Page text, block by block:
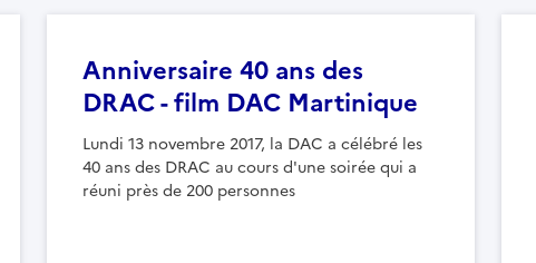
Anniversaire 40 ans des
DRAC - film DAC Martinique
Lundi 13 novembre 2017, la DAC a célébré les
40 ans des DRAC au cours d'une soirée qui a
réuni près de 200 personnes